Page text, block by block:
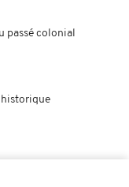
passé colonial
historique